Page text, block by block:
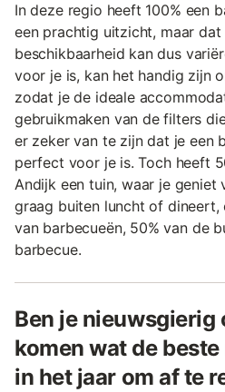
In deze regio heeft 100% een
een prachtig uitzicht, maar
beschikbaarheid kan dus
voor je is, kan het handig zijn
zodat je de ideale
gebruikmaken van de filters
er zeker van te zijn dat je een
perfect voor je is. Toch heeft
Andijk een tuin, waar je geniet
graag buiten luncht of dineert,
van barbecueën, 50% van de
barbecue.
Ben je nieuwsgierig
komen wat de
in het jaar om af te